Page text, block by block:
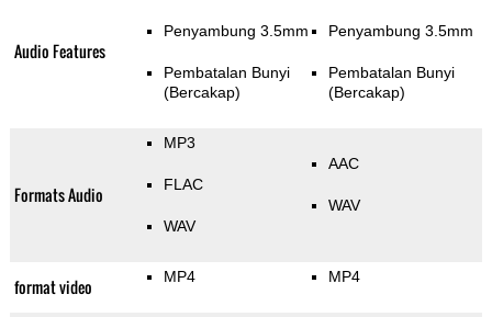
Audio Features
Penyambung 3.5mm
Pembatalan Bunyi
(Bercakap)
Penyambung 3.5mm
Pembatalan Bunyi
(Bercakap)
Formats Audio
MP3
FLAC
WAV
AAC
WAV
format video MP4 MP4